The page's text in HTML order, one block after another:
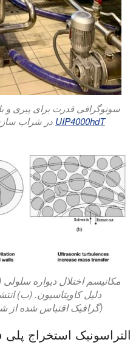
سونوگرافی قدرت برای پیری
UIP4000hdT در شراب
مکانیسم اختلال دیواره
دلیل کاویتاسیون. (ب)
(گرافیک اقتباس شده از
التراسونیک استخراج پلی